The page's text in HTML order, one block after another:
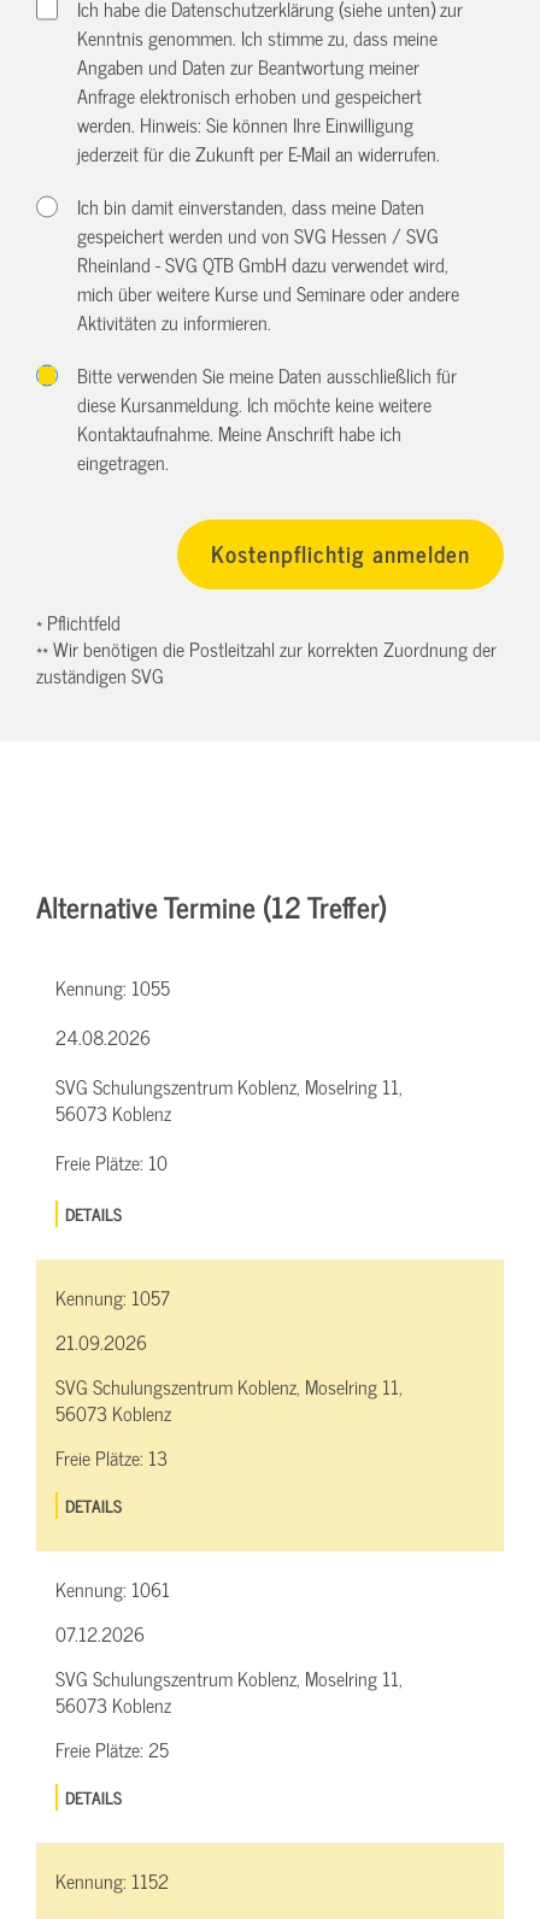
Ich habe die Datenschutzerklärung (siehe unten) zur
Kenntnis genommen. Ich stimme zu, dass meine
Angaben und Daten zur Beantwortung meiner
Anfrage elektronisch erhoben und gespeichert
werden. Hinweis: Sie können Ihre Einwilligung
jederzeit für die Zukunft per E-Mail anwiderrufen.
Ich bin damit einverstanden, dass meine Daten
gespeichert werden und von SVG Hessen / SVG
Rheinland - SVG QTB GmbH dazu verwendet wird,
mich über weitere Kurse und Seminare oder andere
Aktivitäten zu informieren.
Bitte verwenden Sie meine Daten ausschließlich für
diese Kursanmeldung. Ich möchte keine weitere
Kontaktaufnahme. Meine Anschrift habe ich
eingetragen.
* Pflichtfeld
** Wir benötigen die Postleitzahl zur korrekten Zuordnung der
zuständigen SVG
Alternative Termine (12 Treffer)
Kennung: 1055
24.08.2026
SVG Schulungszentrum Koblenz, Moselring 11,
56073 Koblenz
Freie Plätze: 10
DETAILS
Kennung: 1057
21.09.2026
SVG Schulungszentrum Koblenz, Moselring 11,
56073 Koblenz
Freie Plätze: 13
DETAILS
Kennung: 1061
07.12.2026
SVG Schulungszentrum Koblenz, Moselring 11,
56073 Koblenz
Freie Plätze:25
DETAILS
Kennung: 1152